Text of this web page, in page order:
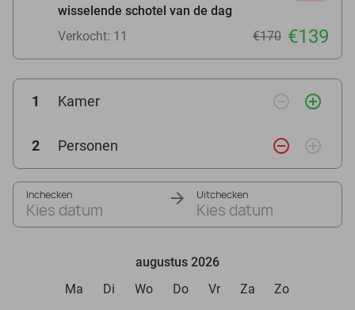
wisselende schotel van de dag
Verkocht: 11 €170 €139
1 Kamer remove_circle_outline add_circle_outline
2 Personen remove_circle_outline add_circle_outline
Inchecken
Kies datum
Uitchecken
Kies datum
augustus 2026
Ma
Di Wo Do Vr Za Zo